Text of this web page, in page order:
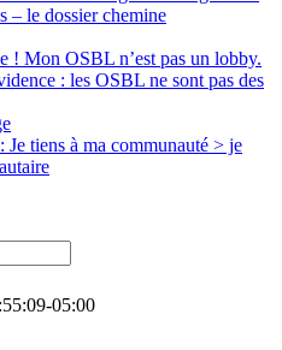
– le dossier chemine
! Mon OSBL n’est pas un lobby.
: les OSBL ne sont pas des
Je tiens à ma communauté > je
05:00